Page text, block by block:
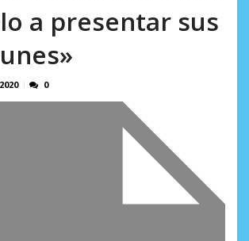
a presentar sus
0